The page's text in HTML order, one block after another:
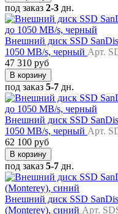
под заказ 2-3 дн.
Внешний диск SSD
1050 MB/s, черный Арт.
47 310 руб
В корзину
под заказ 5-7 дн.
Внешний диск SSD
1050 MB/s, черный Арт.
62 100 руб
В корзину
под заказ 5-7 дн.
Внешний диск SSD
(Monterey), синий Арт.